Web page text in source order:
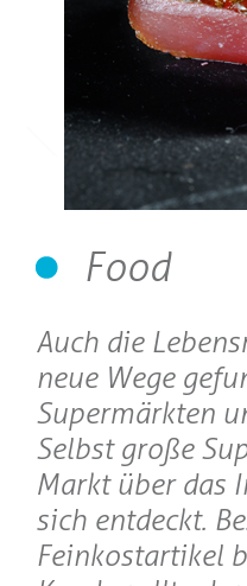
Food
Auch die
neue Wege
Supermärkten
Selbst große
Markt über das
sich entdeckt.
Feinkostartikel